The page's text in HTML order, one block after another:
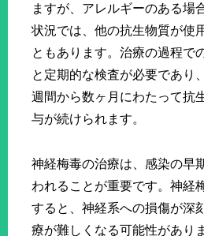
ますが、アレルギーのある場
状況では、他の抗生物質が使
ともあります。治療の過程で
と定期的な検査が必要であり
週間から数ヶ月にわたって抗
与が続けられます。
神経梅毒の治療は、感染の早
われることが重要です。神経
すると、神経系への損傷が深
療が難しくなる可能性があり